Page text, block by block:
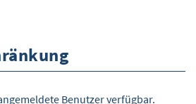
Benutzer verfügbar.